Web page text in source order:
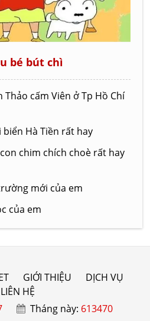
bé bút chì
Thảo cấm Viên ở Tp Hồ Chí
biển Hà Tiền rất hay
chim chích choè rất hay
mới của em
của em
GIỚI THIỆU
DỊCH VỤ
LIÊN HỆ
Tháng này: 613470